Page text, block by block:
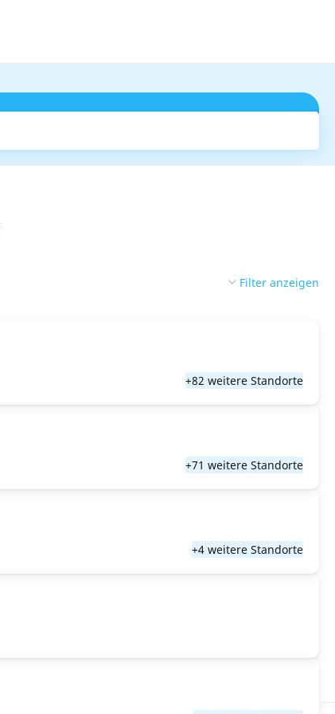
Filter anzeigen
+82 weitere Standorte
+71 weitere Standorte
+4 weitere Standorte